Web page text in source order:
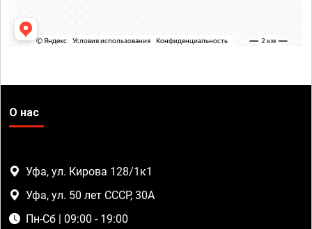
О нас
Уфа, ул. Кирова 128/1к1
Уфа, ул. 50 лет СССР, 30А
Пн-Сб | 09:00 - 19:00